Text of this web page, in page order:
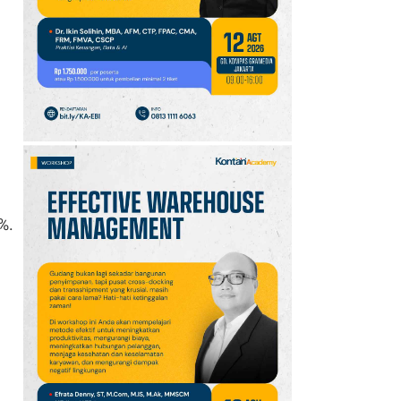
10 Klasemen Grup A Piala
AFF 2026: Ini Skenario
Indonesia Lolos ke
Semifinal